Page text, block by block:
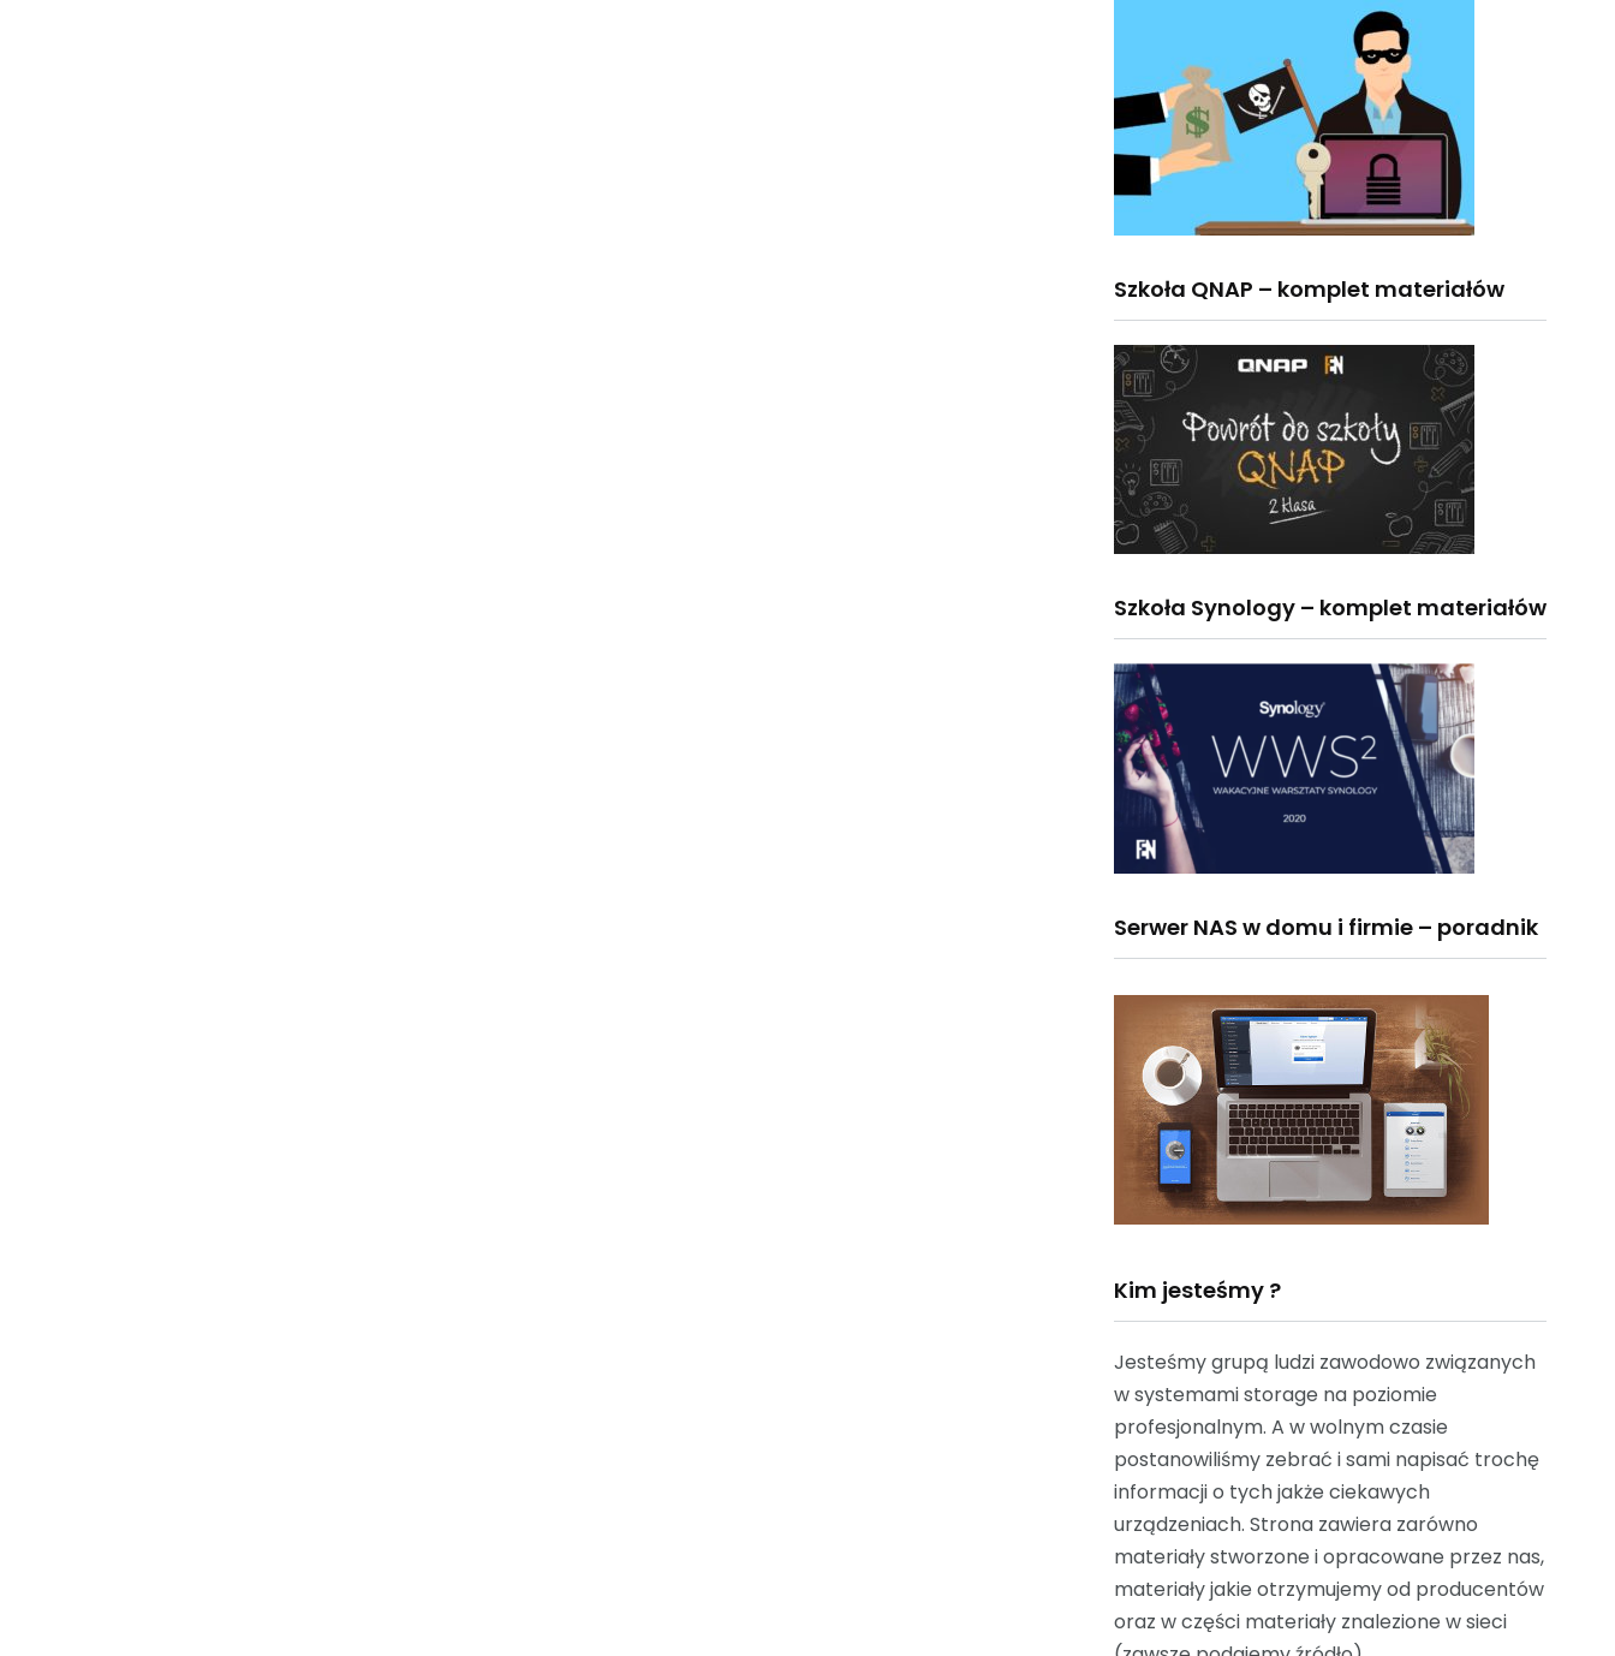
Szkoła QNAP – komplet materiałów
Szkoła Synology – komplet materiałów
Serwer NAS w domu i firmie – poradnik
Kim jesteśmy ?
Jesteśmy grupą ludzi zawodowo związanych
w systemami storage na poziomie
profesjonalnym. A w wolnym czasie
postanowiliśmy zebrać i sami napisać trochę
informacji o tych jakże ciekawych
urządzeniach. Strona zawiera zarówno
materiały stworzone i opracowane przez nas,
materiały jakie otrzymujemy od producentów
oraz w części materiały znalezione w sieci